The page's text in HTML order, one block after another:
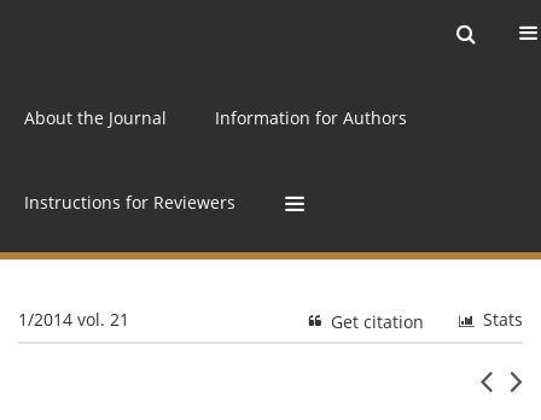
About the Journal Information for Authors
Instructions for Reviewers
1/2014 vol. 21 Stats
Get citation